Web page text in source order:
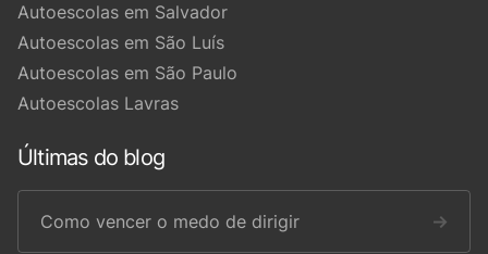
Autoescolas em Salvador
Autoescolas em São Luís
Autoescolas em São Paulo
Autoescolas Lavras
Últimas do blog
Como vencer o medo de dirigir →